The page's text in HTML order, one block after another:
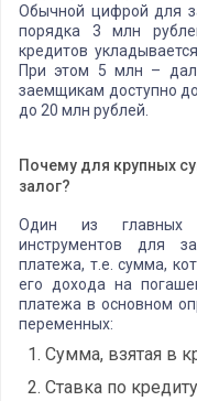
Обычной цифрой для
порядка 3 млн
кредитов
При этом 5 млн –
заемщикам доступно
до 20 млн рублей.
Почему для крупных
залог?
Один из главных
инструментов для
платежа, т.е. сумма,
его дохода на
платежа в основном
переменных:
Сумма, взятая в
Ставка по